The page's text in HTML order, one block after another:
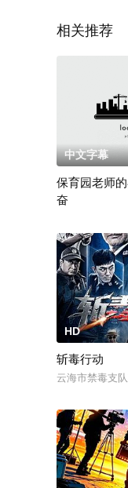
相关推荐
中文字幕
保育园老师
奋
HD
斩毒行动
云海市禁毒支